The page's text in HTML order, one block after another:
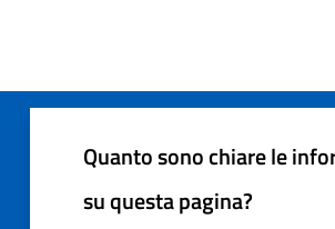
Quanto sono chiare le
su questa pagina?